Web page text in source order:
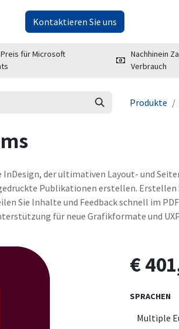
Kontaktieren Sie uns
für Microsoft
Nachhinein
Verbrauch
Produkte
der ultimativen Layout- und
Publikationen erstellen.
Sie Inhalte und Feedback schnell im
für neue Grafikformate und
€
SPRACHEN